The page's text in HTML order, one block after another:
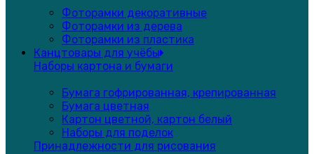
Фоторамки декоративные
Фоторамки из дерева
Фоторамки из пластика
Канцтовары для учёбы
Наборы картона и бумаги
Бумага гофрированная, крепированная
Бумага цветная
Картон цветной, картон белый
Наборы для поделок
Принадлежности для рисования